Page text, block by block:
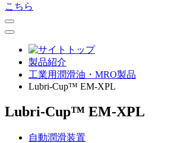
こちら
製品紹介
⼯業⽤潤滑油・MRO製品
Lubri-Cup™ EM-XPL
Lubri-Cup™ EM-XPL
自動潤滑装置